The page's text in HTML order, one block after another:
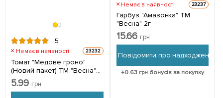
5
Немає в наявності 23232
Томат "Медове гроно"
(Новий пакет) ТМ "Весна"
0.1г
5.99 грн
Немає в наявності 23237
Гарбуз "Амазонка" ТМ
"Весна" 2г
15.66 грн
Повідомити про надходження
+0.63грн бонусів за покупку